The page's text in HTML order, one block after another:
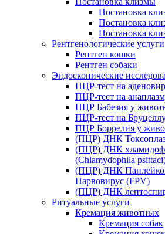
Постановка
Постановка
Постановка
Рентгенологические услуги
Рентген кошки
Рентген собаки
Эндоскопические
ПЦР-тест на
ПЦР-тест на
ПЦР Бабезия у
ПЦР-тест на
ПЦР Боррелия у
(ПЦР) ДНК
(ПЦР) ДНК
(Chlamydophila
(ПЦР) ДНК
Парвовирус (FPV)
(ПЦР) ДНК
Ритуальные услуги
Кремация животных
Кремация собак